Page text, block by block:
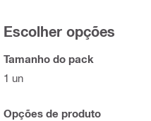
Escolher opções
Tamanho do pack
1 un
Opções de produto